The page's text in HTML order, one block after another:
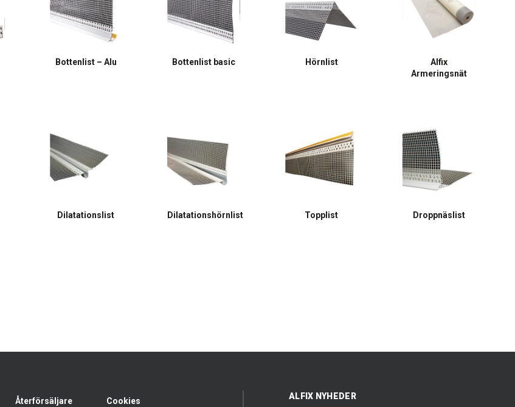
Bottenlist – Alu Bottenlist basic Hörnlist
Alfix
Armeringsnät
Dilatationslist Dilatationshörnlist Topplist Droppnäslist
Återförsäljare
Cookies
ALFIX NYHEDER